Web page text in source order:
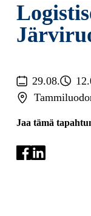
29.08.
Jaa tämä